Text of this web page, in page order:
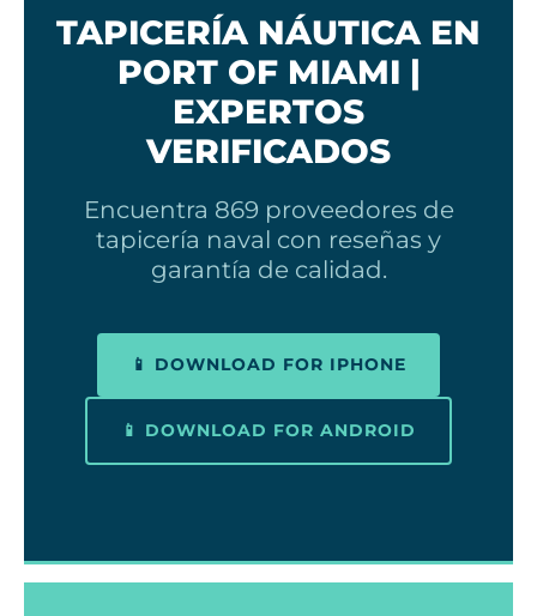
TAPICERÍA NÁUTICA EN
PORT OF MIAMI |
EXPERTOS
VERIFICADOS
Encuentra 869 proveedores de
tapicería naval con reseñas y
garantía de calidad.
📱 DOWNLOAD FOR IPHONE
📱 DOWNLOAD FOR ANDROID